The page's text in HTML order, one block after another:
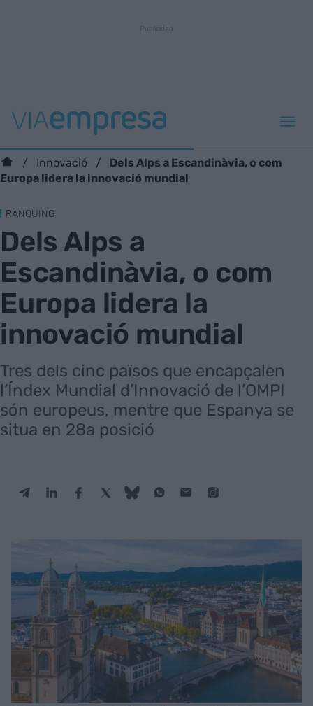
Innovació
Dels Alps a Escandinàvia, o com
Europa lidera la innovació mundial
RÀNQUING
Dels Alps a
Escandinàvia, o com
Europa lidera la
innovació mundial
Tres dels cinc països que encapçalen
l’Índex Mundial d’Innovació de l’OMPI
són europeus, mentre que Espanya se
situa en 28a posició